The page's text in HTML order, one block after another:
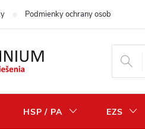
Podmienky ochrany osobných
HSP / PA EZS